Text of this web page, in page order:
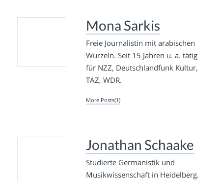
Mona Sarkis
Freie Journalistin mit arabischen
Wurzeln. Seit 15 Jahren u. a. tätig
für NZZ, Deutschlandfunk Kultur,
TAZ, WDR.
More Posts(1)
Jonathan Schaake
Studierte Germanistik und
Musikwissenschaft in Heidelberg.